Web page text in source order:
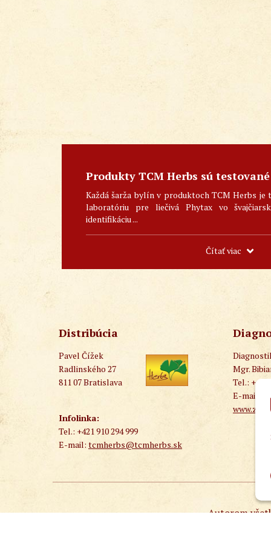
Produkty TCM Herbs sú testované
Každá šarža bylín v produktoch TCM Herbs je
laboratóriu pre liečivá Phytax vo
identifikáciu ...
Čítať viac
Distribúcia
Pavel Čížek
Radlinského 27
811 07 Bratislava
Infolinka:
Tel.: +421 910 294 999
E-mail: tcmherbs@tcmherbs.sk
Mgr.
Tel.: +421
E-mail:
Autorom